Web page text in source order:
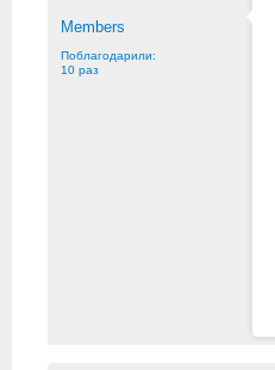
Members
Поблагодарили:
10 раз